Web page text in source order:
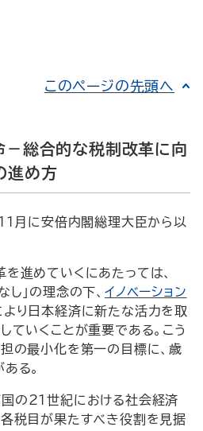
このページの先頭へ
総合的な税制改革に向
進め方
11月に安倍内閣総理大臣から以
を進めていくにあたっては、
し」の理念の下、 イノベーション
り日本経済に新たな活力を取
ていくことが重要である。こう
の最小化を第一の目標に、歳
る。
の21世紀における社会経済
税目が果たすべき役割を見据